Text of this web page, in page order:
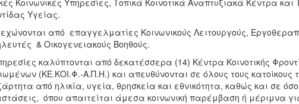
Κοινωνικές Υπηρεσίες, Τοπικά Κοινοτικά Αναπτυξιακά Κέντρα
Υγείας.
από επαγγελματίες Κοινωνικούς Λειτουργούς,
& Οικογενειακούς Βοηθούς.
καλύπτονται από δεκατέσσερα (14) Κέντρα Κοινοτικής
(ΚΕ.ΚΟΙ.Φ.-Α.Π.Η.) και απευθύνονται σε όλους τους κατοίκους
από ηλικία, υγεία, θρησκεία και εθνικότητα, καθώς και σε
όπου απαιτείται άμεσα κοινωνική παρέμβαση ή μέριμνα